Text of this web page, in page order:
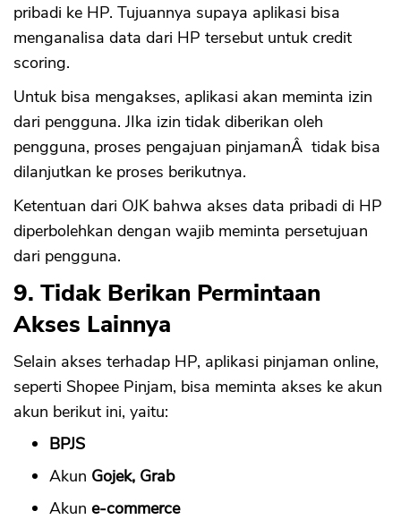
pribadi ke HP. Tujuannya supaya aplikasi bisa
menganalisa data dari HP tersebut untuk credit
scoring.
Untuk bisa mengakses, aplikasi akan meminta izin
dari pengguna. JIka izin tidak diberikan oleh
pengguna, proses pengajuan pinjamanÂ tidak bisa
dilanjutkan ke proses berikutnya.
Ketentuan dari OJK bahwa akses data pribadi di HP
diperbolehkan dengan wajib meminta persetujuan
dari pengguna.
9. Tidak Berikan Permintaan
Akses Lainnya
Selain akses terhadap HP, aplikasi pinjaman online,
seperti Shopee Pinjam, bisa meminta akses ke akun
akun berikut ini, yaitu:
BPJS
Akun Gojek, Grab
Akun e-commerce